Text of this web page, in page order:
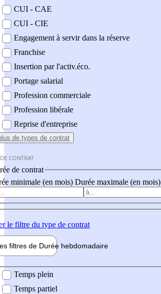
CUI - CAE
CUI - CIE
Engagement à servir dans la réserve
Franchise
Insertion par l'activ.éco.
Portage salarial
Profession commerciale
Profession libérale
Reprise d'entreprise
de types de contrat
CONTRAT
de contrat
minimale (en mois) Durée maximale (en mois)
le filtre du type de contrat
filtres de Durée hebdomadaire
Temps plein
Temps partiel